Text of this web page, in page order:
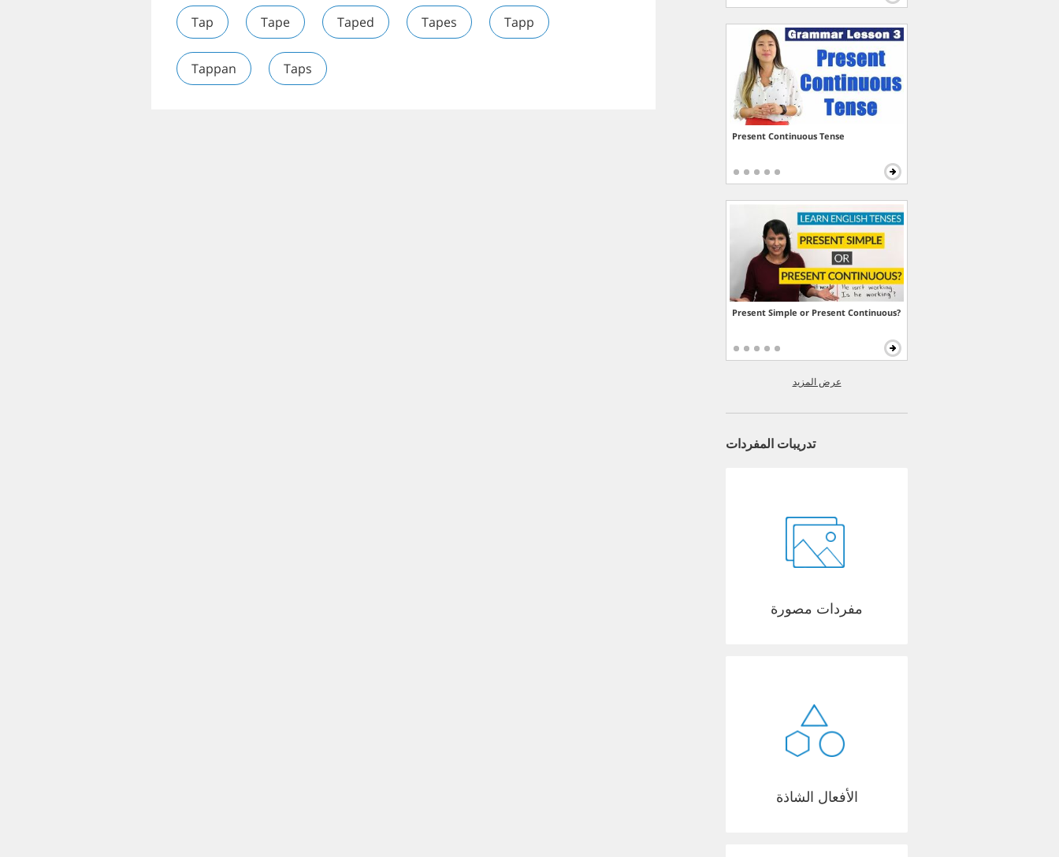
Tap Tape Taped Tapes Tapp
Tappan Taps
Present Continuous Tense
Present Simple or Present Continuous?
عرض المزيد
تدريبات المفردات
مفردات مصورة
الأفعال الشاذة